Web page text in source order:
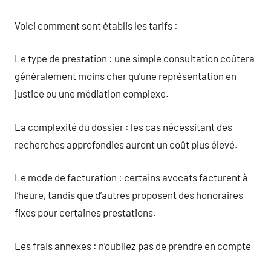
Voici comment sont établis les tarifs :
Le type de prestation : une simple consultation coûtera
généralement moins cher qu’une représentation en
justice ou une médiation complexe.
La complexité du dossier : les cas nécessitant des
recherches approfondies auront un coût plus élevé.
Le mode de facturation : certains avocats facturent à
l’heure, tandis que d’autres proposent des honoraires
fixes pour certaines prestations.
Les frais annexes : n’oubliez pas de prendre en compte